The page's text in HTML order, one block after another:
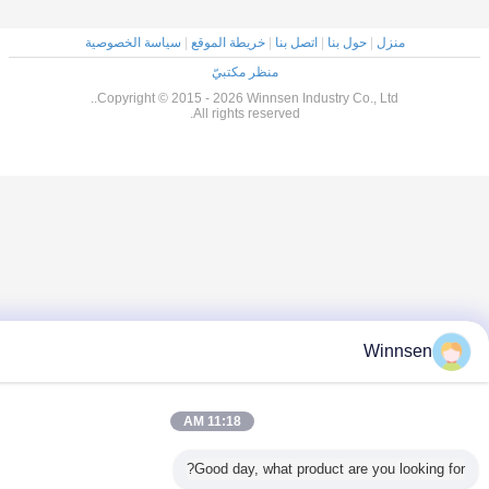
حول بنا| اتصل بنا |خريطة الموقع|سياسة الخصوصية
منظر مكتبيّ
Copyright © 2015 - 2026 Winnsen Industry Co., Ltd..
All rights reserved.
Good day, what product are you